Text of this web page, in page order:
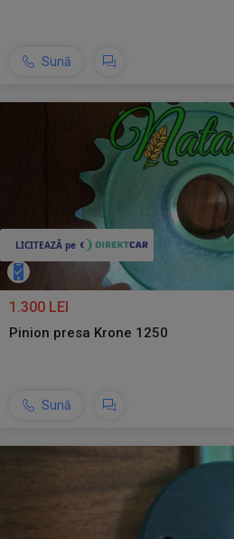
Sună
1.300 LEI
Pinion presa Krone 1250
Sună